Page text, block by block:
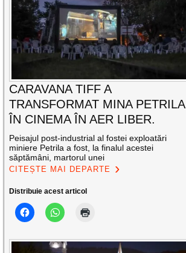
CARAVANA TIFF A
TRANSFORMAT MINA PETRILA
ÎN CINEMA ÎN AER LIBER.
Peisajul post-industrial al fostei exploatări
miniere Petrila a fost, la finalul acestei
săptămâni, martorul unei
CITEȘTE MAI DEPARTE
Distribuie acest articol